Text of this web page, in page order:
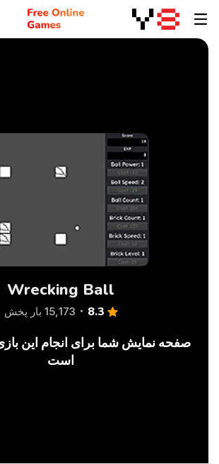
Wrecking Ball
8.3 15,173 بار پخش
صفحه نمایش شما برای انجام این
است